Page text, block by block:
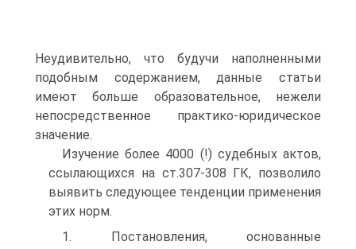
Неудивительно, что будучи наполненными
подобным содержанием, данные статьи
имеют больше образовательное, нежели
непосредственное практико-юридическое
значение.
Изучение более 4000 (!) судебных актов,
ссылающихся на ст.307-308 ГК, позволило
выявить следующее тенденции применения
этих норм.
1. Постановления, основанные